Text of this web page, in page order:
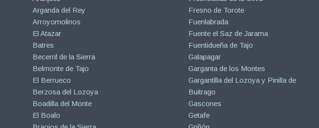
Arganda del Rey
Arroyomolinos
El Atazar
Batres
Becerril de la Sierra
Belmonte de Tajo
El Berrueco
Berzosa del Lozoya
Boadilla del Monte
El Boalo
Fresno de Torote
Fuenlabrada
Fuente el Saz de Jarama
Fuentidueña de Tajo
Galapagar
Garganta de los Montes
Gargantilla del Lozoya y Pinilla de
Buitrago
Gascones
Getafe